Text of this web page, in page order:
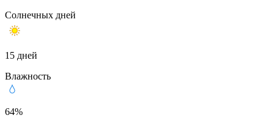
Солнечных дней
15 дней
Влажность
64%